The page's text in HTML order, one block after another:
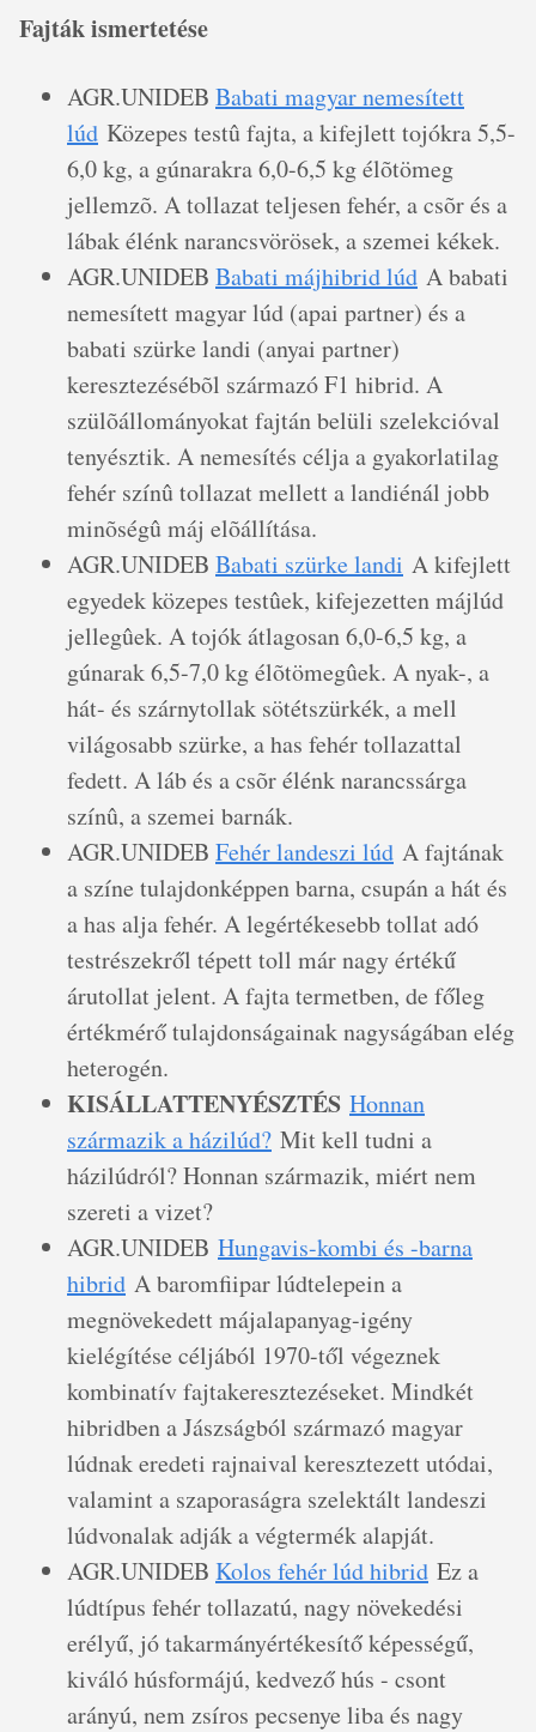
Fajták ismertetése
AGR.UNIDEB Babati magyar nemesített
lúd Közepes testû fajta, a kifejlett tojókra 5,5-
6,0 kg, a gúnarakra 6,0-6,5 kg élõtömeg
jellemzõ. A tollazat teljesen fehér, a csõr és a
lábak élénk narancsvörösek, a szemei kékek.
AGR.UNIDEB Babati májhibrid lúd A babati
nemesített magyar lúd (apai partner) és a
babati szürke landi (anyai partner)
keresztezésébõl származó F1 hibrid. A
szülõállományokat fajtán belüli szelekcióval
tenyésztik. A nemesítés célja a gyakorlatilag
fehér színû tollazat mellett a landiénál jobb
minõségû máj elõállítása.
AGR.UNIDEB Babati szürke landi A kifejlett
egyedek közepes testûek, kifejezetten májlúd
jellegûek. A tojók átlagosan 6,0-6,5 kg, a
gúnarak 6,5-7,0 kg élõtömegûek. A nyak-, a
hát- és szárnytollak sötétszürkék, a mell
világosabb szürke, a has fehér tollazattal
fedett. A láb és a csõr élénk narancssárga
színû, a szemei barnák.
AGR.UNIDEB Fehér landeszi lúd A fajtának
a színe tulajdonképpen barna, csupán a hát és
a has alja fehér. A legértékesebb tollat adó
testrészekről tépett toll már nagy értékű
árutollat jelent. A fajta termetben, de főleg
értékmérő tulajdonságainak nagyságában elég
heterogén.
KISÁLLATTENYÉSZTÉS Honnan
származik a házilúd? Mit kell tudni a
házilúdról? Honnan származik, miért nem
szereti a vizet?
AGR.UNIDEB Hungavis-kombi és -barna
hibrid A baromfiipar lúdtelepein a
megnövekedett májalapanyag-igény
kielégítése céljából 1970-től végeznek
kombinatív fajtakeresztezéseket. Mindkét
hibridben a Jászságból származó magyar
lúdnak eredeti rajnaival keresztezett utódai,
valamint a szaporaságra szelektált landeszi
lúdvonalak adják a végtermék alapját.
AGR.UNIDEB Kolos fehér lúd hibrid Ez a
lúdtípus fehér tollazatú, nagy növekedési
erélyű, jó takarmányértékesítő képességű,
kiváló húsformájú, kedvező hús - csont
arányú, nem zsíros pecsenye liba és nagy